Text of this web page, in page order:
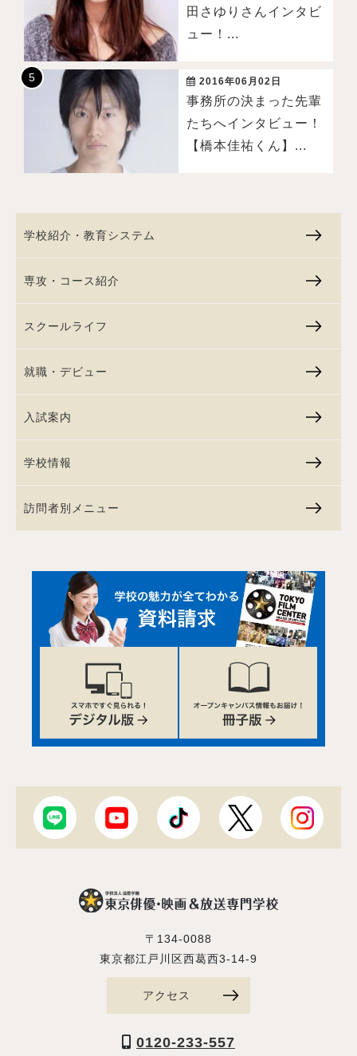
田さゆりさんインタビ
ュー！...
2016年06月02日
事務所の決まった先輩
たちへインタビュー！
【橋本佳祐くん】...
学校紹介・教育システム
専攻・コース紹介
スクールライフ
就職・デビュー
入試案内
学校情報
訪問者別メニュー
〒134-0088
東京都江戸川区西葛西3-14-9
アクセス
0120-233-557